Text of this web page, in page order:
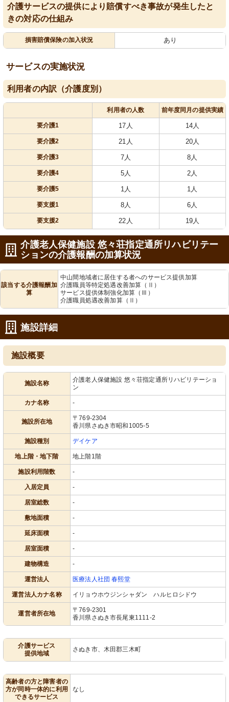
介護サービスの提供により賠償すべき事故が発生したと
きの対応の仕組み
損害賠償保険の加入状況 あり
サービスの実施状況
利用者の内訳（介護度別）
利用者の人数 前年度同月の提供実績
要介護1 17人 14人
要介護2 21人 20人
要介護3 7人 8人
要介護4 5人 2人
要介護5 1人 1人
要支援1 8人 6人
要支援2 22人 19人
介護老人保健施設 悠々荘指定通所リハビリテー
ションの介護報酬の加算状況
該当する介護報酬加
算
中山間地域者に居住する者へのサービス提供加算
介護職員等特定処遇改善加算（Ⅱ）
サービス提供体制強化加算（Ⅲ）
介護職員処遇改善加算（Ⅱ）
施設詳細
施設概要
施設名称
介護老人保健施設 悠々荘指定通所リハビリテーショ
ン
カナ名称 -
施設所在地
〒769-2304
香川県さぬき市昭和1005-5
施設種別 デイケア
地上階・地下階 地上階1階
施設利用階数 -
入居定員 -
居室総数 -
敷地面積 -
延床面積 -
居室面積 -
建物構造 -
運営法人 医療法人社団 春熙堂
運営法人カナ名称 イリョウホウジンシャダン ハルヒロシドウ
運営者所在地
〒769-2301
香川県さぬき市長尾東1111-2
介護サービス
提供地域
さぬき市、木田郡三木町
高齢者の方と障害者の
方が同時一体的に利用
できるサービス
なし